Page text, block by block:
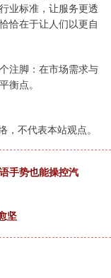
业标准，让服务更透
恰在于让人们以更自
注脚：在市场需求与
衡点。
不代表本站观点。
手势也能操控汽
坚